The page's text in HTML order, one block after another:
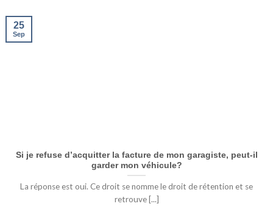
Si je refuse d’acquitter la facture de mon garagiste, peut-il
garder mon véhicule?
La réponse est oui. Ce droit se nomme le droit de rétention et se
retrouve [...]
25
Sep